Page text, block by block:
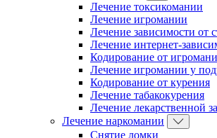
Лечение токсикомании
Лечение игромании
Лечение зависимости от
Лечение интернет-
Кодирование от
Лечение игромании у
Кодирование от курения
Лечение табакокурения
Лечение лекарственной
Лечение наркомании
Снятие ломки